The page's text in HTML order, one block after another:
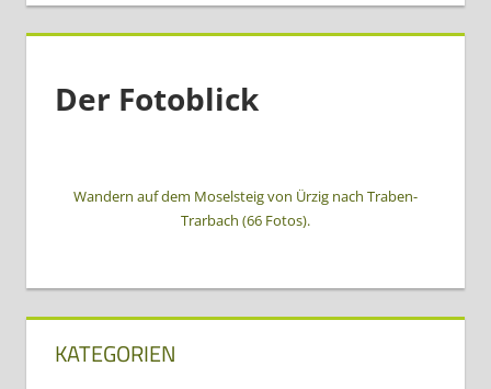
Der Fotoblick
Wandern auf dem Moselsteig von Ürzig nach Traben-
Trarbach (66 Fotos).
KATEGORIEN